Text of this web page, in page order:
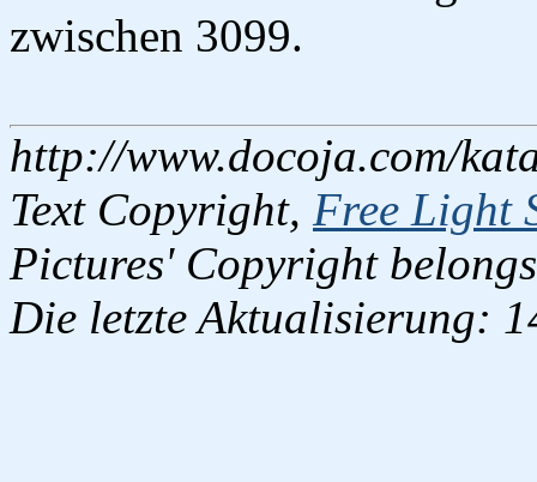
zwischen 3099.
http://www.docoja.com/
Text Copyright, Free Light
Pictures' Copyright
Die letzte Aktualisierung: